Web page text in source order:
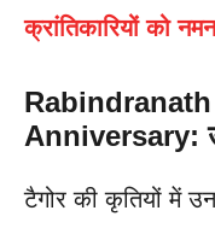
क्रांतिकारियों को नमन
Anniversary:
टैगोर की कृतियों में